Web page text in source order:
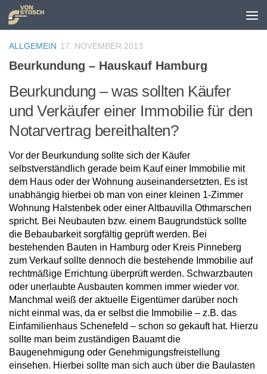
Zum Inhalt springen
ALLGEMEIN 17. NOVEMBER 2013
Beurkundung – Hauskauf Hamburg
Beurkundung – was sollten Käufer
und Verkäufer einer Immobilie für den
Notarvertrag bereithalten?
Vor der Beurkundung sollte sich der Käufer
selbstverständlich gerade beim Kauf einer Immobilie mit
dem Haus oder der Wohnung auseinandersetzten. Es ist
unabhängig hierbei ob man von einer kleinen 1-Zimmer
Wohnung Halstenbek oder einer Altbauvilla Othmarschen
spricht. Bei Neubauten bzw. einem Baugrundstück sollte
die Bebaubarkeit sorgfältig geprüft werden. Bei
bestehenden Bauten in Hamburg oder Kreis Pinneberg
zum Verkauf sollte dennoch die bestehende Immobilie auf
rechtmäßige Errichtung überprüft werden. Schwarzbauten
oder unerlaubte Ausbauten kommen immer wieder vor.
Manchmal weiß der aktuelle Eigentümer darüber noch
nicht einmal was, da er selbst die Immobilie – z.B. das
Einfamilienhaus Schenefeld – schon so gekauft hat. Hierzu
sollte man beim zuständigen Bauamt die
Baugenehmigung oder Genehmigungsfreistellung
einsehen. Hierbei sollte man sich auch über die Baulasten